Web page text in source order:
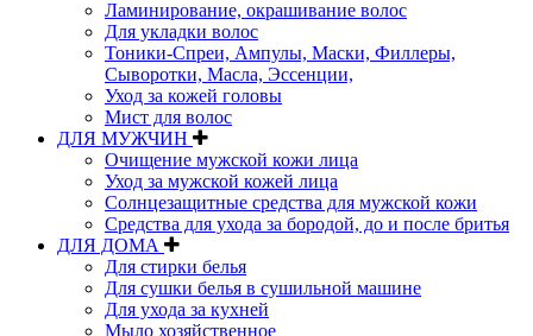
Ламинирование, окрашивание волос
Для укладки волос
Тоники-Спреи, Ампулы, Маски, Филлеры,
Сыворотки, Масла, Эссенции,
Уход за кожей головы
Мист для волос
ДЛЯ МУЖЧИН
Очищение мужской кожи лица
Уход за мужской кожей лица
Солнцезащитные средства для мужской кожи
Средства для ухода за бородой, до и после бритья
ДЛЯ ДОМА
Для стирки белья
Для сушки белья в сушильной машине
Для ухода за кухней
Мыло хозяйственное